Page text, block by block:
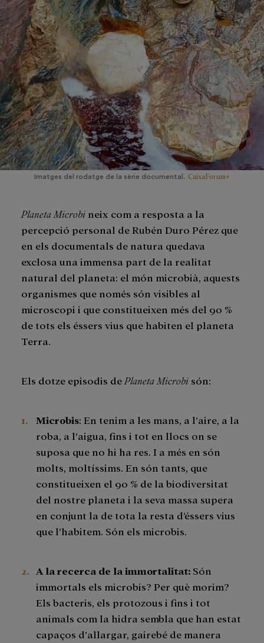
Imatges del rodatge de la sèrie documental. CaixaForum+
Planeta Microbi neix com a resposta a la
percepció personal de Rubén Duro Pérez que
en els documentals de natura quedava
exclosa una immensa part de la realitat
natural del planeta: el món microbià, aquests
organismes que només són visibles al
microscopi i que constitueixen més del 90 %
de tots els éssers vius que habiten el planeta
Terra.
Els dotze episodis de Planeta Microbi són:
Microbis: En tenim a les mans, a l’aire, a la
roba, a l’aigua, fins i tot en llocs on se
suposa que no hi ha res. I a més en són
molts, moltíssims. En són tants, que
constitueixen el 90 % de la biodiversitat
del nostre planeta i la seva massa supera
en conjunt la de tota la resta d’éssers vius
que l’habitem. Són els microbis.
A la recerca de la immortalitat: Són
immortals els microbis? Per què morim?
Els bacteris, els protozous i fins i tot
animals com la hidra sembla que han estat
capaços d’allargar, gairebé de manera